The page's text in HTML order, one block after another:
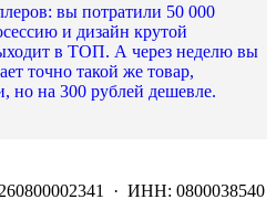
вы потратили 50 000
и дизайн крутой
в ТОП. А через неделю вы
точно такой же товар,
но на 300 рублей дешевле.
· ИНН: 0800038540